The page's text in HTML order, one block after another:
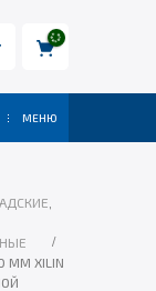
МЕНЮ
ММ XILIN